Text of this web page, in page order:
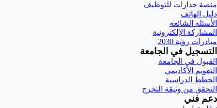
منصة جدارات للتوظيف
دليل الهاتف
الأسئلة الشائعة
المشاركة الإلكترونية
مبادرات رؤية 2030
التسجيل في الجامعة
القبول في الجامعة
التقويم الأكاديمي
الخطط الدراسية
التحقق من وثيقة التخرج
دعم فني